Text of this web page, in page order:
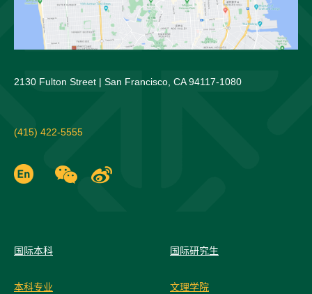
2130 Fulton Street | San Francisco, CA 94117-1080
(415) 422-5555
国际本科
本科专业
国际研究生
文理学院